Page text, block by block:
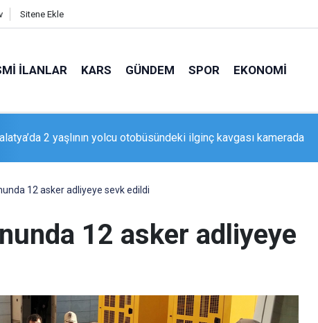
Sitene Ekle
İLANLAR KARS GÜNDEM SPOR EKONOMI
Erzurumspor taraftarına mesaj: "Geliyorum Dadaşlar!"
12 asker adliyeye sevk edildi
12 asker adliyeye